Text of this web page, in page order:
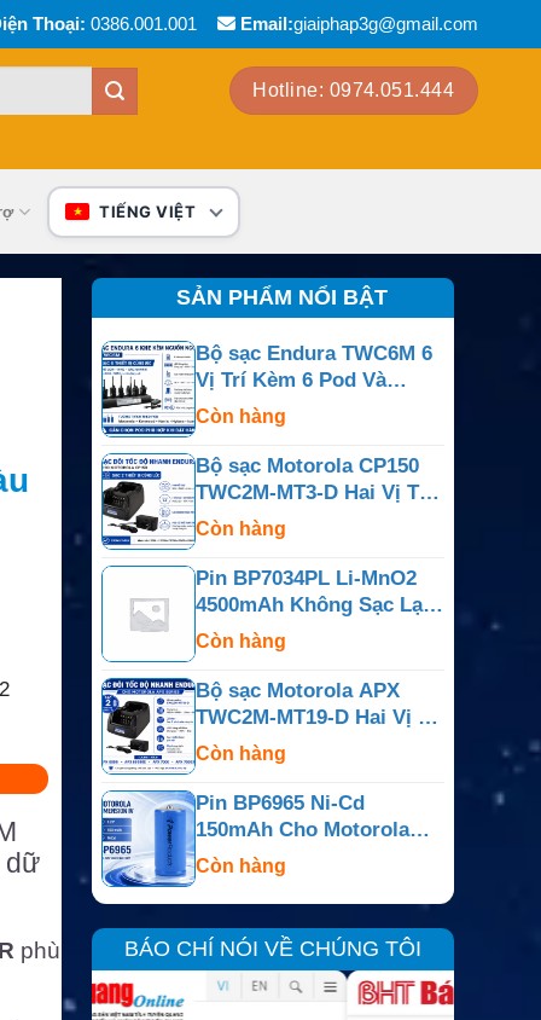
Thoại: 0386.001.001 Email:giaiphap3g@gmail.com
Hotline: 0974.051.444
TIẾNG VIỆT
dữ
phù
SẢN PHẨM NỔI BẬT
Bộ sạc Endura TWC6M 6
Vị Trí Kèm 6 Pod Và
Nguồn Ngoài
Còn hàng
Bộ sạc Motorola CP150
TWC2M-MT3-D Hai Vị Trí
Cho CP150, CP200,
Còn hàng
Pin BP7034PL Li-MnO2
4500mAh Không Sạc Lại
Cho Bộ Đàm Motorola
Còn hàng
Bộ sạc Motorola APX
TWC2M-MT19-D Hai Vị Trí
Cho APX6000, APX7000,
Còn hàng
Pin BP6965 Ni-Cd
150mAh Cho Motorola
Dimension IV, Minitor Và
Dòng Tương Thích
Còn hàng
BÁO CHÍ NÓI VỀ CHÚNG TÔI